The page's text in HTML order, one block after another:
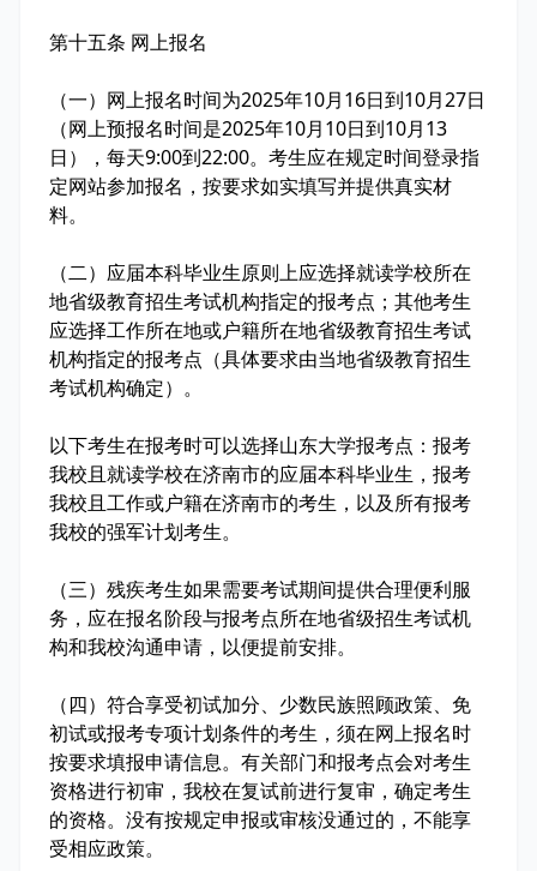
第十五条 网上报名
（一）网上报名时间为2025年10月16日到10月27日
（网上预报名时间是2025年10月10日到10月13
日），每天9:00到22:00。考生应在规定时间登录指
定网站参加报名，按要求如实填写并提供真实材
料。
（二）应届本科毕业生原则上应选择就读学校所在
地省级教育招生考试机构指定的报考点；其他考生
应选择工作所在地或户籍所在地省级教育招生考试
机构指定的报考点（具体要求由当地省级教育招生
考试机构确定）。
以下考生在报考时可以选择山东大学报考点：报考
我校且就读学校在济南市的应届本科毕业生，报考
我校且工作或户籍在济南市的考生，以及所有报考
我校的强军计划考生。
（三）残疾考生如果需要考试期间提供合理便利服
务，应在报名阶段与报考点所在地省级招生考试机
构和我校沟通申请，以便提前安排。
（四）符合享受初试加分、少数民族照顾政策、免
初试或报考专项计划条件的考生，须在网上报名时
按要求填报申请信息。有关部门和报考点会对考生
资格进行初审，我校在复试前进行复审，确定考生
的资格。没有按规定申报或审核没通过的，不能享
受相应政策。